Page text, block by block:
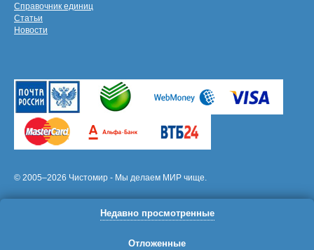
Справочник единиц
Статьи
Новости
© 2005–2026 Чистомир - Мы делаем МИР чище.
Недавно просмотренные
Отложенные